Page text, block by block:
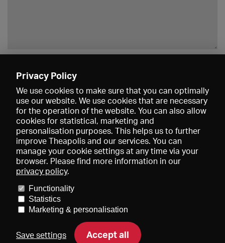
Données médiatiques
Conditions générales de vente
Contact
Aide Newsletter
Privacy Policy
We use cookies to make sure that you can optimally
use our website. We use cookies that are necessary
for the operation of the website. You can also allow
cookies for statistical, marketing and
personalisation purposes. This helps us to further
improve Theapolis and our services. You can
manage your cookie settings at any time via your
browser. Please find more information in our
privacy policy.
Functionality
Statistics
Marketing & personalisation
Save settings Accept all